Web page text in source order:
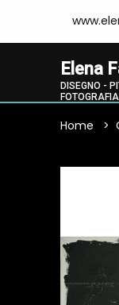
Elena
DISEGNO -
FOTOGRAFIA
Home